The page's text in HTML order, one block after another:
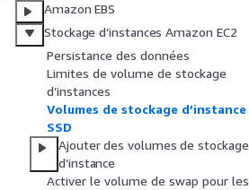
Amazon EBS
Stockage d’instances Amazon EC2
Persistance des données
Limites de volume de stockage
d’instances
Volumes de stockage d’instance
SSD
Ajouter des volumes de stockage
d’instance
Activer le volume de swap pour les